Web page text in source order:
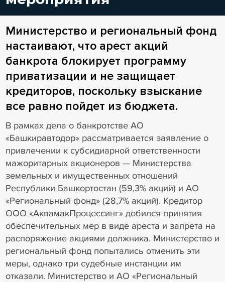
Министерство и региональный фонд
настаивают, что арест акций
банкрота блокирует программу
приватизации и не защищает
кредиторов, поскольку взыскание
все равно пойдет из бюджета.
В рамках дела о банкротстве АО
«Башкиравтодор» рассматривается заявление о
привлечении к субсидиарной ответственности
мажоритарных акционеров — Министерства
земельных и имущественных отношений
Республики Башкортостан (59,3% акций) и АО
«Региональный фонд» (28,7% акций). Кредитор
ООО «АквамакПроцессинг» добился принятия
обеспечительных мер в виде ареста и запрета на
распоряжение акциями должника. Министерство и
региональный фонд попытались отменить эти
меры, однако три судебные инстанции им
отказали. Министерство и АО «Региональный